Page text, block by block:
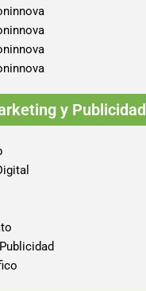
y Publicidad